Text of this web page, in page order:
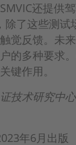
还提供
除了这些测
觉反馈。未
的多种要求
键作用。
技术研究中
年6月出版